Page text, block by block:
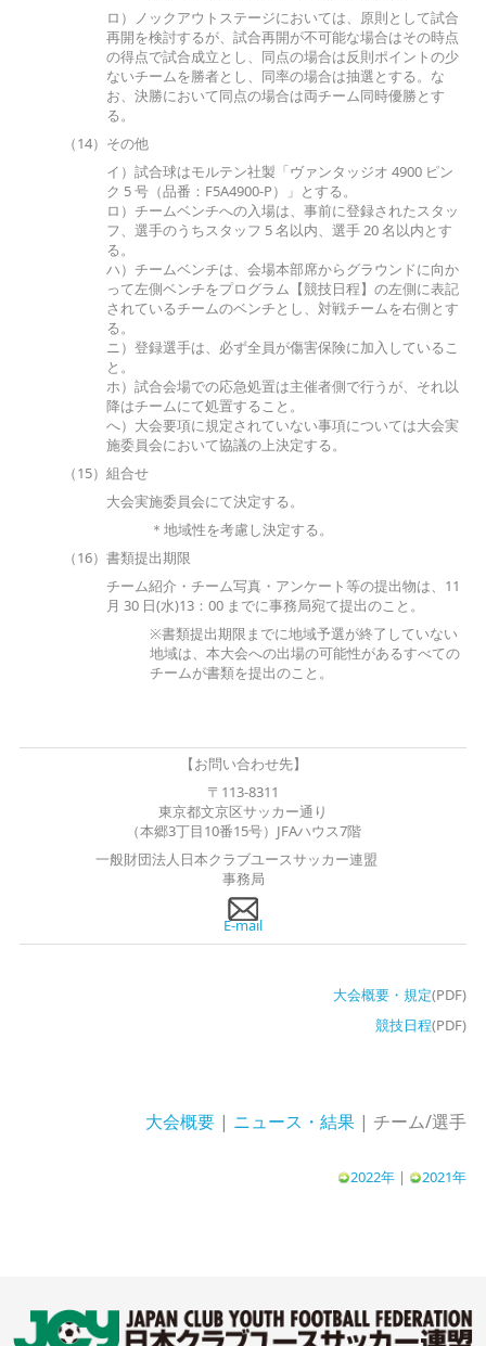
ロ）ノックアウトステージにおいては、原則として試合
再開を検討するが、試合再開が不可能な場合はその時点
の得点で試合成立とし、同点の場合は反則ポイントの少
ないチームを勝者とし、同率の場合は抽選とする。な
お、決勝において同点の場合は両チーム同時優勝とす
る。
（14）その他
イ）試合球はモルテン社製「ヴァンタッジオ 4900 ピン
ク 5 号（品番：F5A4900-P）」とする。
ロ）チームベンチへの入場は、事前に登録されたスタッ
フ、選手のうちスタッフ 5 名以内、選手 20 名以内とす
る。
ハ）チームベンチは、会場本部席からグラウンドに向か
って左側ベンチをプログラム【競技日程】の左側に表記
されているチームのベンチとし、対戦チームを右側とす
る。
ニ）登録選手は、必ず全員が傷害保険に加入しているこ
と。
ホ）試合会場での応急処置は主催者側で行うが、それ以
降はチームにて処置すること。
へ）大会要項に規定されていない事項については大会実
施委員会において協議の上決定する。
（15）組合せ
大会実施委員会にて決定する。
＊地域性を考慮し決定する。
（16）書類提出期限
チーム紹介・チーム写真・アンケート等の提出物は、11
月 30 日(水)13：00 までに事務局宛て提出のこと。
※書類提出期限までに地域予選が終了していない
地域は、本大会への出場の可能性があるすべての
チームが書類を提出のこと。
【お問い合わせ先】
〒113-8311
東京都文京区サッカー通り
（本郷3丁目10番15号）JFAハウス7階
一般財団法人日本クラブユースサッカー連盟
事務局
E-mail
大会概要・規定(PDF)
競技日程(PDF)
大会概要| ニュース・結果| チーム/選手
2022年| 2021年